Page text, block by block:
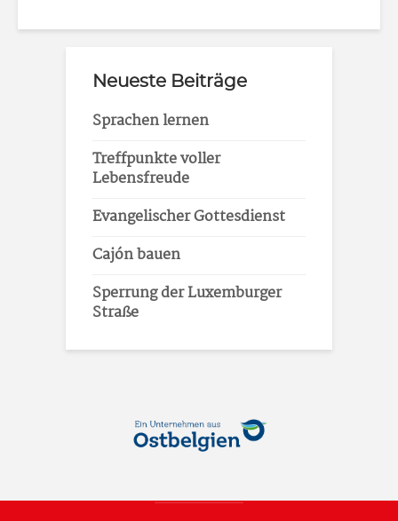
Neueste Beiträge
Sprachen lernen
Treffpunkte voller
Lebensfreude
Evangelischer Gottesdienst
Cajón bauen
Sperrung der Luxemburger
Straße